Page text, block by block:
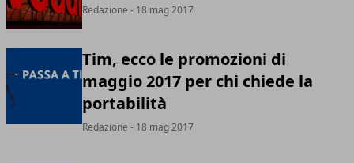
Redazione - 18 mag 2017
Tim, ecco le promozioni di
maggio 2017 per chi chiede la
portabilità
Redazione - 18 mag 2017